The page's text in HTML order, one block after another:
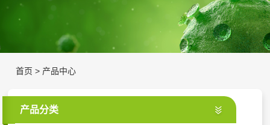
首页 > 产品中心
产品分类